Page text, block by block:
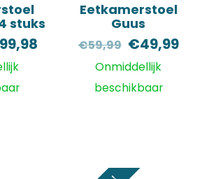
stuks
Huidige
Eetkamerstoel
Guus
€59,99
prijs
was:
€49,99
Onmiddellijk
beschikbaar